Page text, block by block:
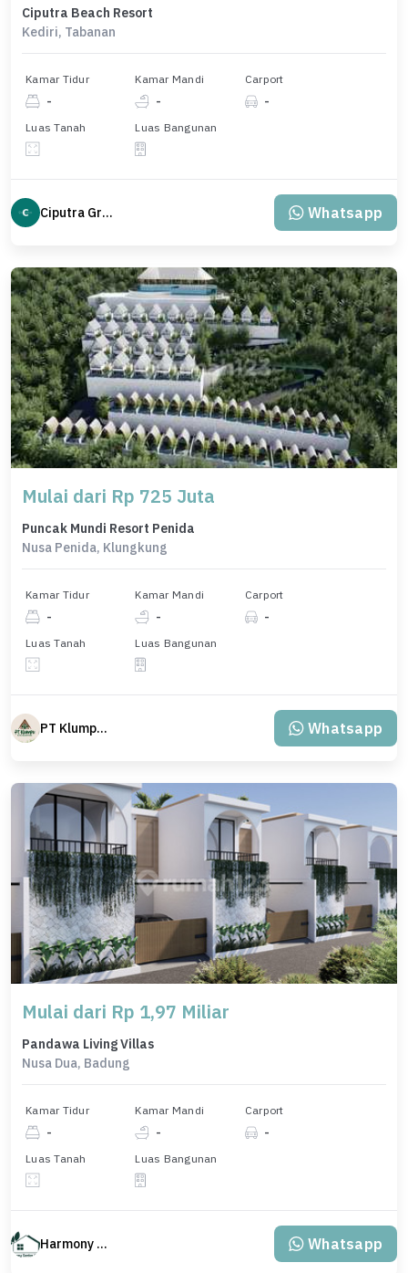
Ciputra Beach Resort
Kediri, Tabanan
Kamar Tidur
-
Kamar Mandi
-
Carport
-
Luas Tanah Luas Bangunan
Ciputra Group Whatsapp
Mulai dari Rp 725 Juta
Puncak Mundi Resort Penida
Nusa Penida, Klungkung
Kamar Tidur
-
Kamar Mandi
-
Carport
-
Luas Tanah Luas Bangunan
PT Klumpu Kita Sejahtera Whatsapp
Mulai dari Rp 1,97 Miliar
Pandawa Living Villas
Nusa Dua, Badung
Kamar Tidur
-
Kamar Mandi
-
Carport
-
Luas Tanah Luas Bangunan
Harmony Property Whatsapp